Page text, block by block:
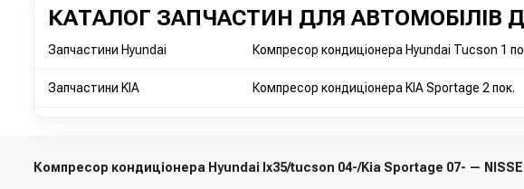
КАТАЛОГ ЗАПЧАСТИН ДЛЯ АВТОМОБІЛІВ
Запчастини Hyundai Компресор кондиціонера Hyundai Tucson 1
Запчастини KIA Компресор кондиціонера KIA Sportage 2 пок.
Компресор кондиціонера Hyundai Ix35/tucson 04-/Kia Sportage 07- —